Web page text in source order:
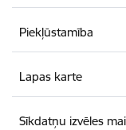
Piekļūstamība
Lapas karte
Sīkdatņu izvēles